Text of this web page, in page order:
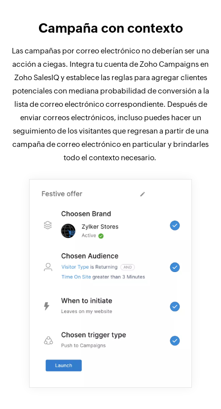
Campaña con contexto
Las campañas por correo electrónico no deberían ser una
acción a ciegas. Integra tu cuenta de Zoho Campaigns en
Zoho SalesIQ y establece las reglas para agregar clientes
potenciales con mediana probabilidad de conversión a la
lista de correo electrónico correspondiente. Después de
enviar correos electrónicos, incluso puedes hacer un
seguimiento de los visitantes que regresan a partir de una
campaña de correo electrónico en particular y brindarles
todo el contexto necesario. ‌